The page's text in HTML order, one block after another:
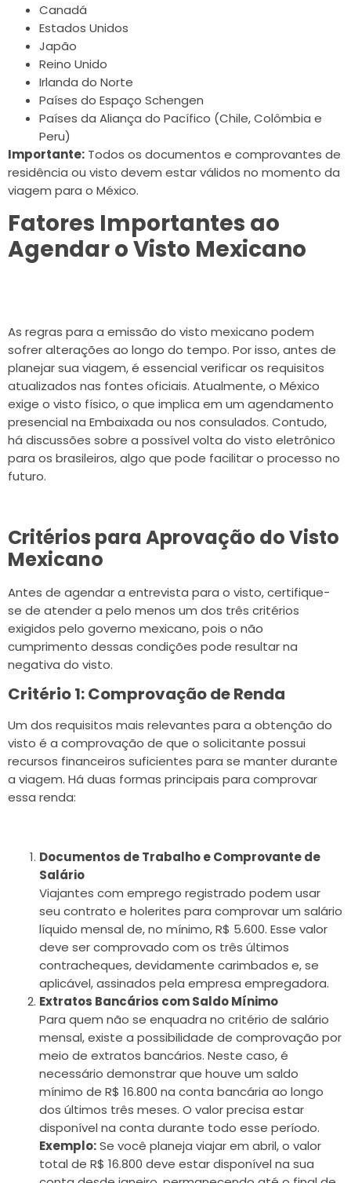
Canadá
Estados Unidos
Japão
Reino Unido
Irlanda do Norte
Países do Espaço Schengen
Países da Aliança do Pacífico (Chile, Colômbia e
Peru)
Importante: Todos os documentos e comprovantes de
residência ou visto devem estar válidos no momento da
viagem para o México.
Fatores Importantes ao
Agendar o Visto Mexicano
As regras para a emissão do visto mexicano podem
sofrer alterações ao longo do tempo. Por isso, antes de
planejar sua viagem, é essencial verificar os requisitos
atualizados nas fontes oficiais. Atualmente, o México
exige o visto físico, o que implica em um agendamento
presencial na Embaixada ou nos consulados. Contudo,
há discussões sobre a possível volta do visto eletrônico
para os brasileiros, algo que pode facilitar o processo no
futuro.
Critérios para Aprovação do Visto
Mexicano
Antes de agendar a entrevista para o visto, certifique-
se de atender a pelo menos um dos três critérios
exigidos pelo governo mexicano, pois o não
cumprimento dessas condições pode resultar na
negativa do visto.
Critério 1: Comprovação de Renda
Um dos requisitos mais relevantes para a obtenção do
visto é a comprovação de que o solicitante possui
recursos financeiros suficientes para se manter durante
a viagem. Há duas formas principais para comprovar
essa renda:
Documentos de Trabalho e Comprovante de
Salário
Viajantes com emprego registrado podem usar
seu contrato e holerites para comprovar um salário
líquido mensal de, no mínimo, R$ 5.600. Esse valor
deve ser comprovado com os três últimos
contracheques, devidamente carimbados e, se
aplicável, assinados pela empresa empregadora.
Extratos Bancários com Saldo Mínimo
Para quem não se enquadra no critério de salário
mensal, existe a possibilidade de comprovação por
meio de extratos bancários. Neste caso, é
necessário demonstrar que houve um saldo
mínimo de R$ 16.800 na conta bancária ao longo
dos últimos três meses. O valor precisa estar
disponível na conta durante todo esse período.
Exemplo:Se você planeja viajar em abril, o valor
total de R$ 16.800 deve estar disponível na sua